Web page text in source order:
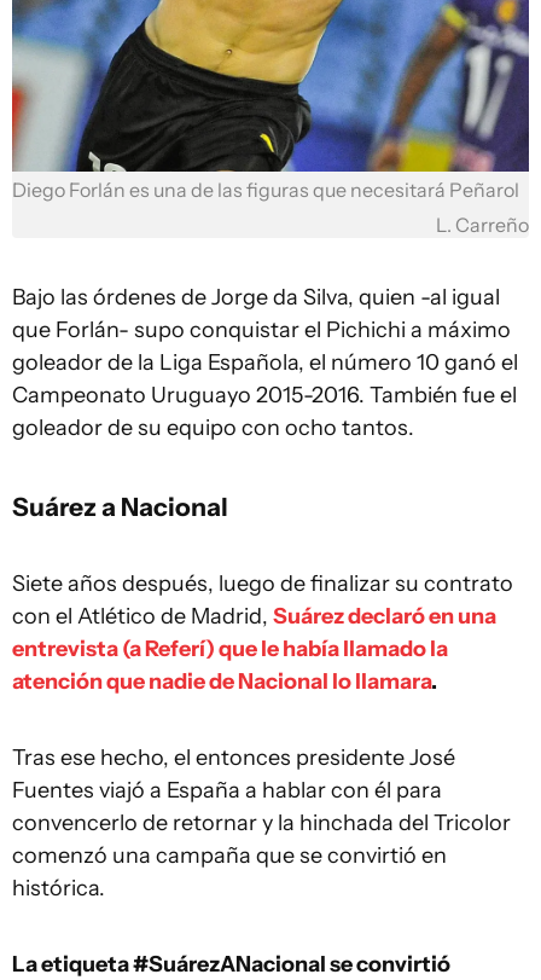
Diego Forlán es una de las figuras que necesitará Peñarol
L. Carreño
Bajo las órdenes de Jorge da Silva, quien -al igual
que Forlán- supo conquistar el Pichichi a máximo
goleador de la Liga Española, el número 10 ganó el
Campeonato Uruguayo 2015-2016. También fue el
goleador de su equipo con ocho tantos.
Suárez a Nacional
Siete años después, luego de finalizar su contrato
con el Atlético de Madrid, Suárez declaró en una
entrevista (a Referí) que le había llamado la
atención que nadie de Nacional lo llamara.
Tras ese hecho, el entonces presidente José
Fuentes viajó a España a hablar con él para
convencerlo de retornar y la hinchada del Tricolor
comenzó una campaña que se convirtió en
histórica.
La etiqueta #SuárezANacional se convirtió